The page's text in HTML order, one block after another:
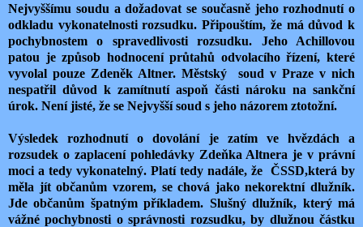
Nejvyššímu soudu a dožadovat se současně jeho rozhodnutí o
odkladu vykonatelnosti rozsudku. Připouštím, že má důvod k
pochybnostem o spravedlivosti rozsudku. Jeho Achillovou
patou je způsob hodnocení průtahů odvolacího řízení, které
vyvolal pouze Zdeněk Altner. Městský soud v Praze v nich
nespatřil důvod k zamítnutí aspoň části nároku na sankční
úrok. Není jisté, že se Nejvyšší soud s jeho názorem ztotožní.
Výsledek rozhodnutí o dovolání je zatím ve hvězdách a
rozsudek o zaplacení pohledávky Zdeňka Altnera je v právní
moci a tedy vykonatelný. Platí tedy nadále, že ČSSD,která by
měla jít občanům vzorem, se chová jako nekorektní dlužník.
Jde občanům špatným příkladem. Slušný dlužník, který má
vážné pochybnosti o správnosti rozsudku, by dlužnou částku